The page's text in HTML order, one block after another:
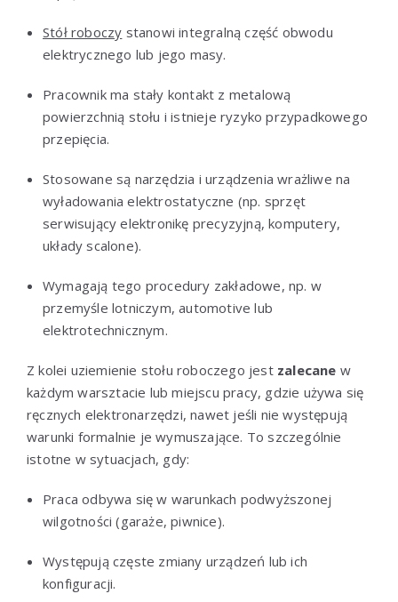
Stół roboczy stanowi integralną część obwodu
elektrycznego lub jego masy.
Pracownik ma stały kontakt z metalową
powierzchnią stołu i istnieje ryzyko przypadkowego
przepięcia.
Stosowane są narzędzia i urządzenia wrażliwe na
wyładowania elektrostatyczne (np. sprzęt
serwisujący elektronikę precyzyjną, komputery,
układy scalone).
Wymagają tego procedury zakładowe, np. w
przemyśle lotniczym, automotive lub
elektrotechnicznym.
Z kolei uziemienie stołu roboczego jest zalecane w
każdym warsztacie lub miejscu pracy, gdzie używa się
ręcznych elektronarzędzi, nawet jeśli nie występują
warunki formalnie je wymuszające. To szczególnie
istotne w sytuacjach, gdy:
Praca odbywa się w warunkach podwyższonej
wilgotności (garaże, piwnice).
Występują częste zmiany urządzeń lub ich
konfiguracji.